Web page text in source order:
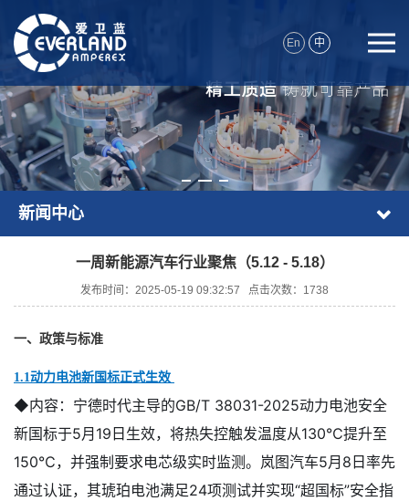
En 中
新闻中心
一周新能源汽车行业聚焦（5.12 - 5.18）
发布时间：2025-05-19 09:32:57 点击次数：1738
一、政策与标准
1.1动力电池新国标正式生效
◆内容： 宁德时代主导的GB/T 38031-2025动力电池安全
新国标于5月19日生效，将热失控触发温度从130℃提升至
150℃，并强制要求电芯级实时监测。岚图汽车5月8日率先
通过认证，其琥珀电池满足24项测试并实现“超国标”安全指